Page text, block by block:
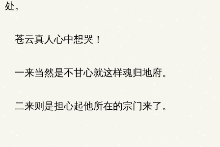
处。
苍云真人心中想哭！
一来当然是不甘心就这样魂归地府。
二来则是担心起他所在的宗门来了。